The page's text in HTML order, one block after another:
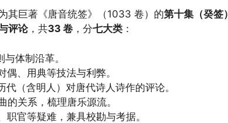
为其巨著《唐音统签》（1033 卷）的第十集（癸签）
评论，共33 卷 ，分七大类 ：
体制沿革。
偶、用典等技法与利弊。
代（含明人）对唐代诗人诗作的评论。
的关系，梳理唐乐源流。
职官等疑难，兼具校勘与考据。